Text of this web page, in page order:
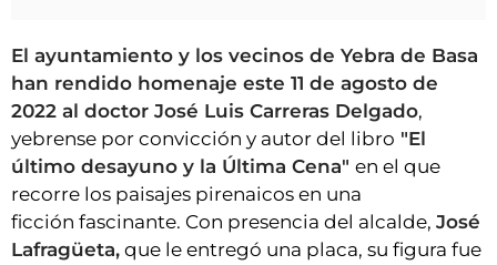
CLUB DEL AMIGO MILITANTE
INICIAR SESIÓN
El ayuntamiento y los vecinos de Yebra de Basa
han rendido homenaje este 11 de agosto de
2022 al doctor José Luis Carreras Delgado,
yebrense por convicción y autor del libro "El
último desayuno y la Última Cena" en el que
recorre los paisajes pirenaicos en una
ficción fascinante. Con presencia del alcalde, José
Lafragüeta, que le entregó una placa, su figura fue